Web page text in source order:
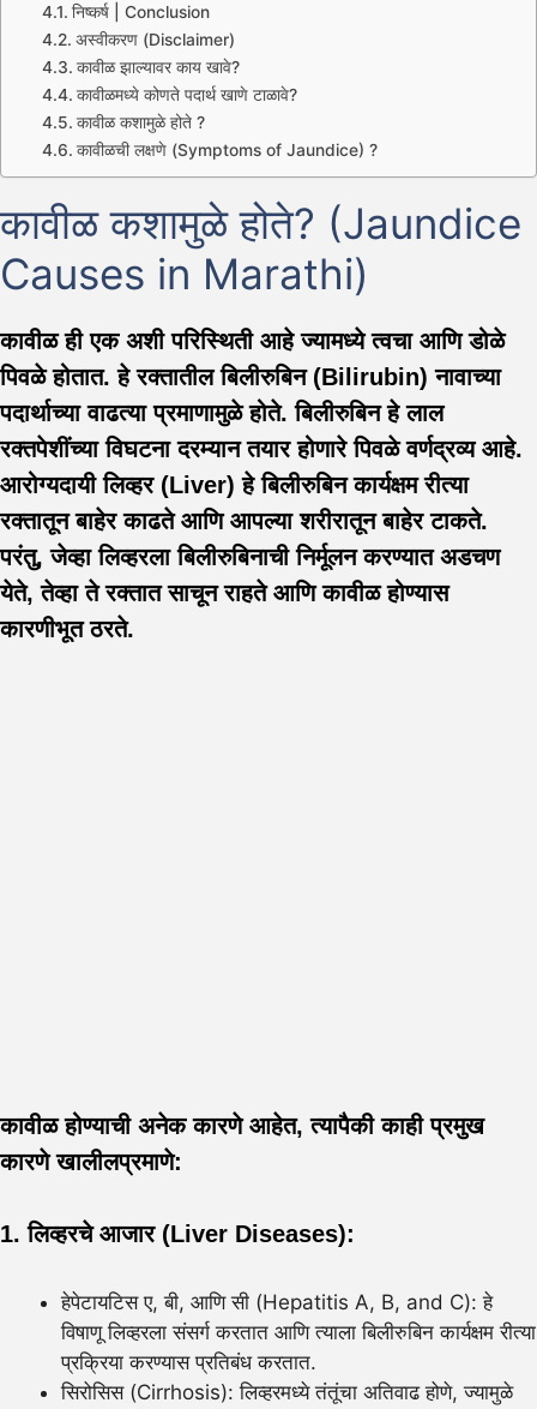
निष्कर्ष | Conclusion
अस्वीकरण (Disclaimer)
कावीळ झाल्यावर काय खावे?
कावीळमध्ये कोणते पदार्थ खाणे टाळावे?
कावीळ कशामुळे होते ?
कावीळची लक्षणे (Symptoms of Jaundice) ?
कावीळ कशामुळे होते? (Jaundice
Causes in Marathi)
कावीळ ही एक अशी परिस्थिती आहे ज्यामध्ये त्वचा आणि डोळे
पिवळे होतात. हे रक्तातील बिलीरुबिन (Bilirubin) नावाच्या
पदार्थाच्या वाढत्या प्रमाणामुळे होते. बिलीरुबिन हे लाल
रक्तपेशींच्या विघटना दरम्यान तयार होणारे पिवळे वर्णद्रव्य आहे.
आरोग्यदायी लिव्हर (Liver) हे बिलीरुबिन कार्यक्षम रीत्या
रक्तातून बाहेर काढते आणि आपल्या शरीरातून बाहेर टाकते.
परंतु, जेव्हा लिव्हरला बिलीरुबिनाची निर्मूलन करण्यात अडचण
येते, तेव्हा ते रक्तात साचून राहते आणि कावीळ होण्यास
कारणीभूत ठरते.
कावीळ होण्याची अनेक कारणे आहेत, त्यापैकी काही प्रमुख
कारणे खालीलप्रमाणे:
1. लिव्हरचे आजार (Liver Diseases):
हेपेटायटिस ए, बी, आणि सी (Hepatitis A, B, and C): हे
विषाणू लिव्हरला संसर्ग करतात आणि त्याला बिलीरुबिन कार्यक्षम रीत्या
प्रक्रिया करण्यास प्रतिबंध करतात.
सिरोसिस (Cirrhosis): लिव्हरमध्ये तंतूंचा अतिवाढ होणे, ज्यामुळे